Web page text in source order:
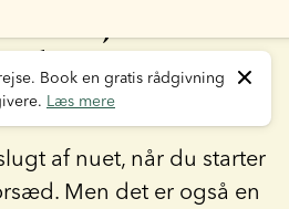
. Book en gratis rådgivning
Læs mere
om
du starter en
af nuet, når du starter
Men det er også en